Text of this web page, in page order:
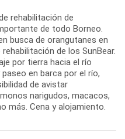
rehabilitación de
de todo Borneo.
busca de orangutanes en
de los SunBear.
por tierra hacia el río
en barca por el río,
de avistar
narigudos, macacos,
más. Cena y alojamiento.